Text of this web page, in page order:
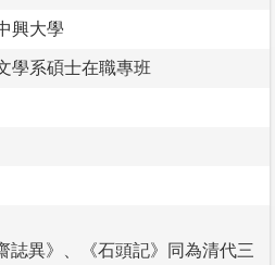
興大學
學系碩士在職專班
誌異》、《石頭記》同為清代三